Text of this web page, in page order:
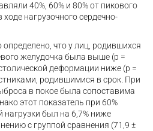
40%, 60% и 80% от пикового
нагрузочного сердечно-
что у лиц, родившихся
желудочка была выше (р =
деформации ниже (р =
родившимися в срок. При
в покое была сопоставима
этот показатель при 60%
нагрузки был на 6,7% ниже
с группой сравнения (71,9 ±